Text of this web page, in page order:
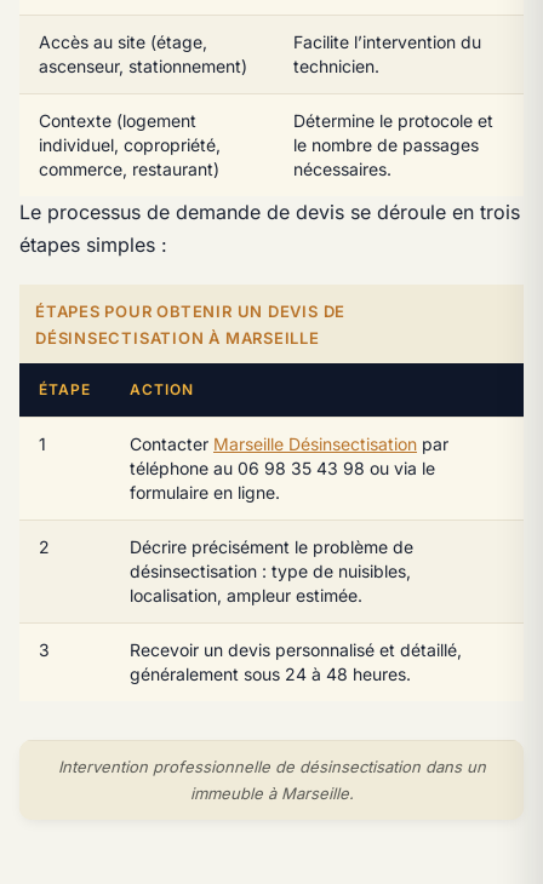
Accès au site (étage,
ascenseur, stationnement)
Facilite l’intervention du
technicien.
Contexte (logement
individuel, copropriété,
commerce, restaurant)
Détermine le protocole et
le nombre de passages
nécessaires.
Le processus de demande de devis se déroule en trois
étapes simples :
ÉTAPES POUR OBTENIR UN DEVIS DE
DÉSINSECTISATION À MARSEILLE
ÉTAPE ACTION
1 Contacter Marseille Désinsectisation par
téléphone au 06 98 35 43 98 ou via le
formulaire en ligne.
2
Décrire précisément le problème de
désinsectisation : type de nuisibles,
localisation, ampleur estimée.
3
Recevoir un devis personnalisé et détaillé,
généralement sous 24 à 48 heures.
Intervention professionnelle de désinsectisation dans un
immeuble à Marseille.